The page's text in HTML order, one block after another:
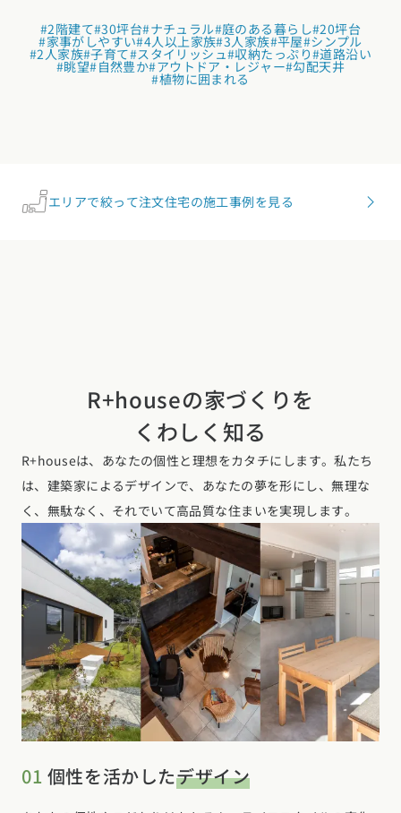
#2階建て#30坪台#ナチュラル#庭のある暮らし#20坪台
#家事がしやすい#4人以上家族#3人家族#平屋#シンプル
#2人家族#子育て#スタイリッシュ#収納たっぷり#道路沿い
#眺望#自然豊か#アウトドア・レジャー#勾配天井
#植物に囲まれる
エリアで絞って注文住宅の施工事例を見る
R+houseの家づくりを
くわしく知る
R+houseは、あなたの個性と理想をカタチにします。私たち
は、建築家によるデザインで、あなたの夢を形にし、無理な
く、無駄なく、それでいて高品質な住まいを実現します。
01 個性を活かしたデザイン